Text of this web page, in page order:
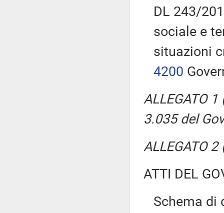
DL 243/
sociale e
situazioni
4200
ALLEGATO
3.035 del
ALLEGATO
ATTI DEL
Schema di